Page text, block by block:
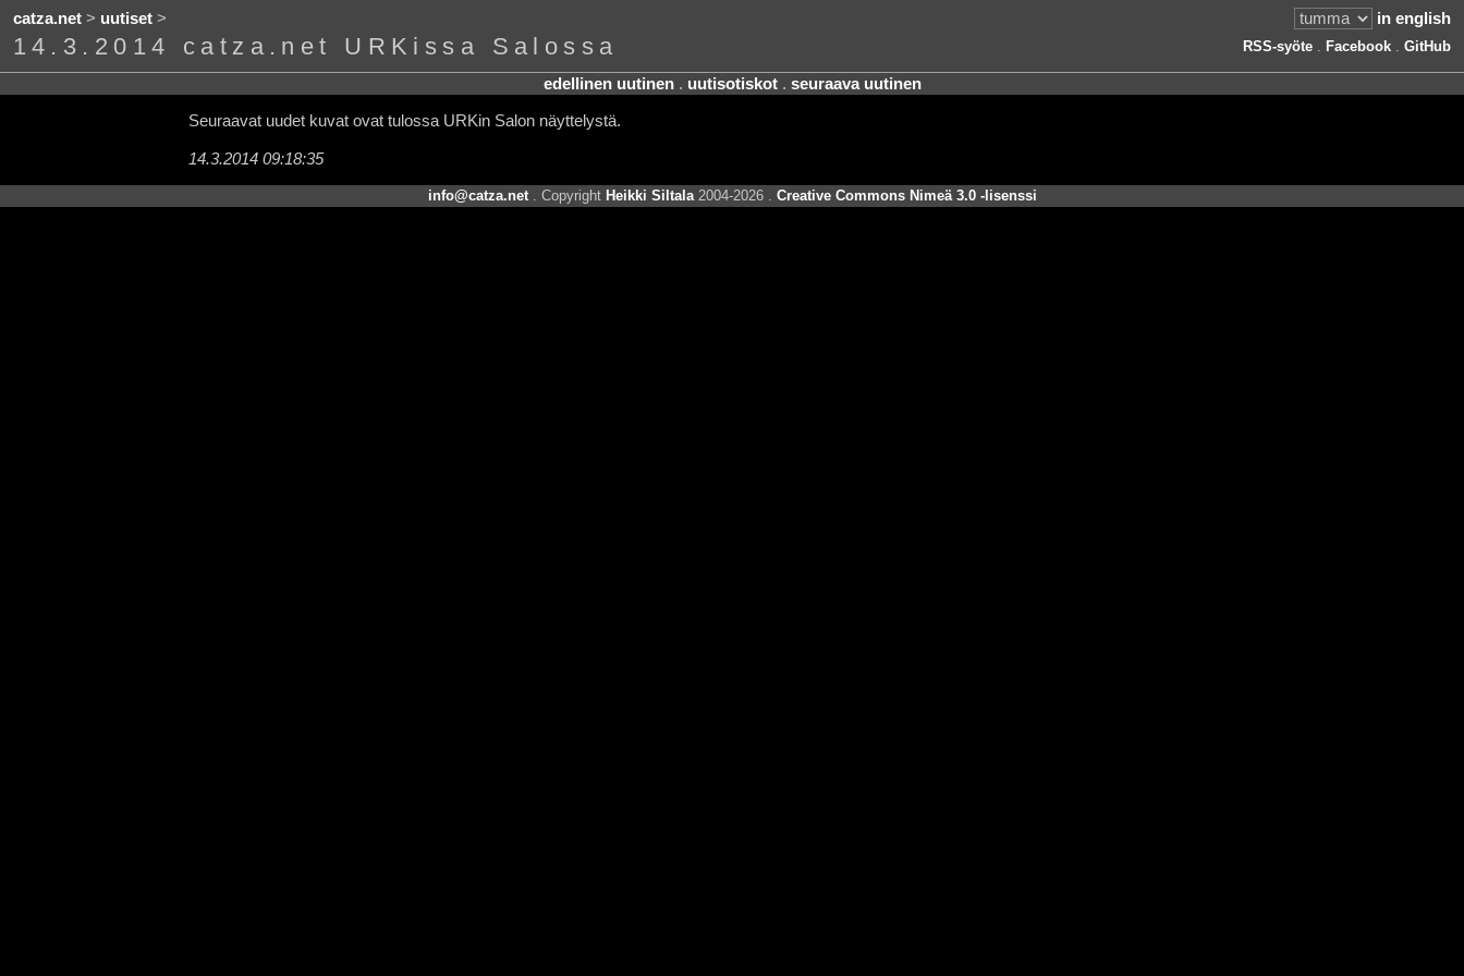
catza.net> uutiset> in english
14.3.2014 catza.net URKissa Salossa RSS-syöte. Facebook. GitHub
edellinen uutinen. uutisotiskot. seuraava uutinen
Seuraavat uudet kuvat ovat tulossa URKin Salon näyttelystä.
14.3.2014 09:18:35
info@catza.net. Copyright Heikki Siltala2004-2026 . Creative Commons Nimeä 3.0 -lisenssi